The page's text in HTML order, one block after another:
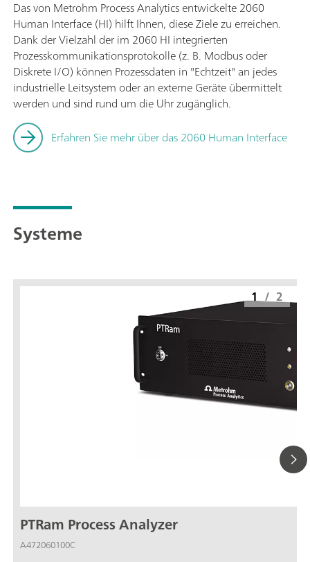
Das von Metrohm Process Analytics entwickelte 2060
Human Interface (HI) hilft Ihnen, diese Ziele zu erreichen.
Dank der Vielzahl der im 2060 HI integrierten
Prozesskommunikationsprotokolle (z. B. Modbus oder
Diskrete I/O) können Prozessdaten in "Echtzeit" an jedes
industrielle Leitsystem oder an externe Geräte übermittelt
werden und sind rund um die Uhr zugänglich.
Erfahren Sie mehr über das 2060 Human Interface
Systeme
PTRam Process Analyzer
A472060100C
1 / 2